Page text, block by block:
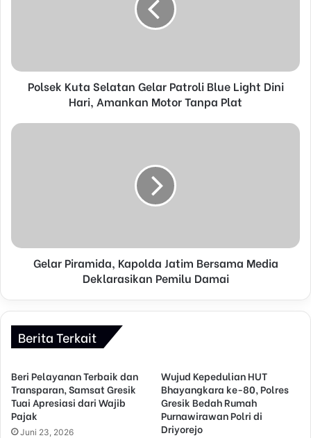
d
s
Polsek Kuta Selatan Gelar Patroli Blue Light Dini
Hari, Amankan Motor Tanpa Plat
Gelar Piramida, Kapolda Jatim Bersama Media
Deklarasikan Pemilu Damai
Berita Terkait
Beri Pelayanan Terbaik dan
Transparan, Samsat Gresik
Tuai Apresiasi dari Wajib
Pajak
Juni 23, 2026
Wujud Kepedulian HUT
Bhayangkara ke-80, Polres
Gresik Bedah Rumah
Purnawirawan Polri di
Driyorejo